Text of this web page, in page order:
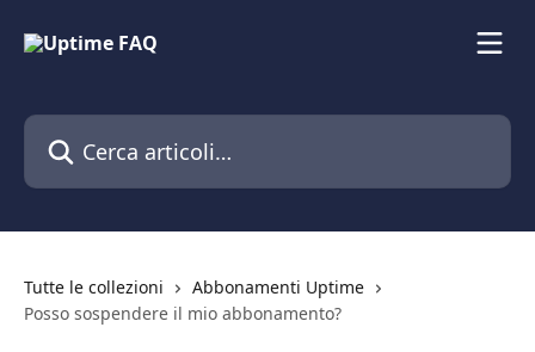
Cerca articoli…
Tutte le collezioni
Abbonamenti Uptime
Posso sospendere il mio abbonamento?